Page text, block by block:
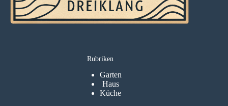
Rubriken
Garten
Haus
Küche